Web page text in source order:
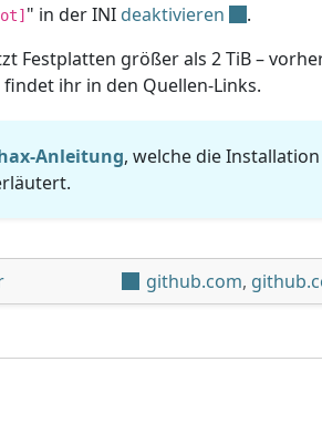
" in der INI deaktivieren
.
Festplatten größer als 2 TiB –
ihr in den Quellen-Links.
Anleitung, welche die Installation
unter 'stroopwafel redseeprom-v1.1,
github.com,